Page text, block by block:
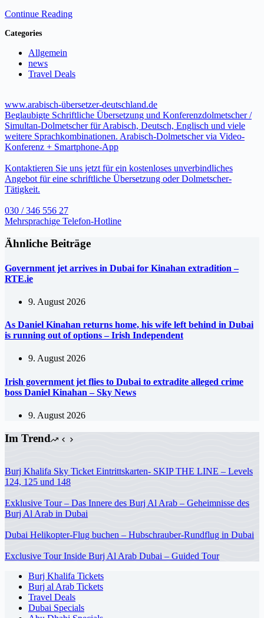
Continue Reading
Categories
Allgemein
news
Travel Deals
www.arabisch-übersetzer-deutschland.de
Beglaubigte Schriftliche Übersetzung und Konferenzdolmetscher /
Simultan-Dolmetscher für Arabisch, Deutsch, Englisch und viele
weitere Sprachkombinationen. Arabisch-Dolmetscher via Video-
Konferenz + Smartphone-App
Kontaktieren Sie uns jetzt für ein kostenloses unverbindliches
Angebot für eine schriftliche Übersetzung oder Dolmetscher-
Tätigkeit.
030 / 346 556 27
Mehrsprachige Telefon-Hotline
Ähnliche Beiträge
Government jet arrives in Dubai for Kinahan extradition –
RTE.ie
9. August 2026
As Daniel Kinahan returns home, his wife left behind in Dubai
is running out of options – Irish Independent
9. August 2026
Irish government jet flies to Dubai to extradite alleged crime
boss Daniel Kinahan – Sky News
9. August 2026
Im Trend
Burj Khalifa Sky Ticket Eintrittskarten- SKIP THE LINE – Levels
124, 125 und 148
Exklusive Tour – Das Innere des Burj Al Arab – Geheimnisse des
Burj Al Arab in Dubai
Dubai Helikopter-Flug buchen – Hubschrauber-Rundflug in Dubai
Exclusive Tour Inside Burj Al Arab Dubai – Guided Tour
Burj Khalifa Tickets
Burj al Arab Tickets
Travel Deals
Dubai Specials